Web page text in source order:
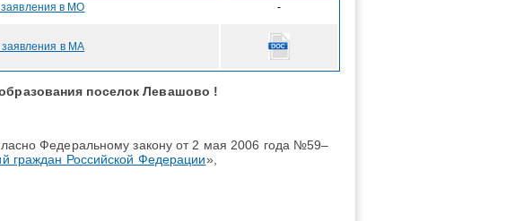
в МО -
в МА
бразования поселок Левашово !
Федеральному закону от 2 мая 2006 года №59–
граждан Российской Федерации»,